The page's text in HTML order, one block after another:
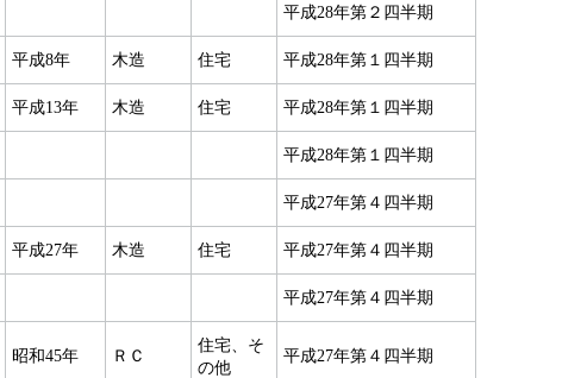
平成28年第２四半期
平成8年 木造 住宅 平成28年第１四半期
平成13年 木造 住宅 平成28年第１四半期
平成28年第１四半期
平成27年第４四半期
平成27年 木造 住宅 平成27年第４四半期
平成27年第４四半期
昭和45年 ＲＣ
住宅、そ
の他
平成27年第４四半期